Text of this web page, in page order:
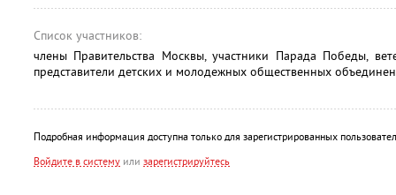
Список участников:
члены Правительства Москвы, участники Парада Победы,
представители детских и молодежных общественных
Подробная информация доступна только для зарегистрированных
Войдите в систему или зарегистрируйтесь